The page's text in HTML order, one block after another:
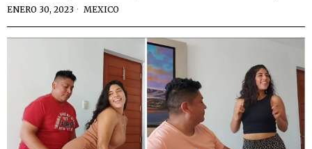
ENERO 30, 2023 MEXICO